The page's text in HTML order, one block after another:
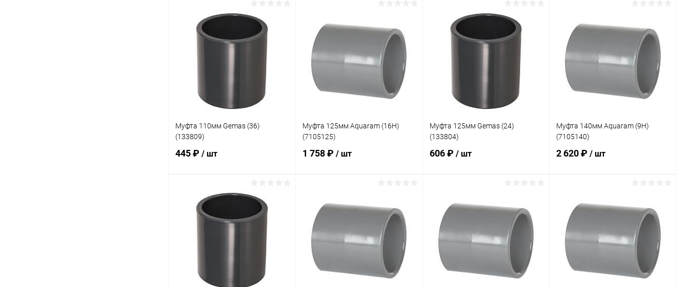
В корзину
В избранное
В наличии
В избранное
К сравнению В наличии
В корзину
В избранное
В наличии
В избранное
К сравнению В наличии
Муфта 110мм Gemas (36)
(133809)
445 ₽ / шт
В корзину
В избранное
В наличии
Муфта 125мм Aquaram (16H)
(7105125)
1 758 ₽ / шт
В избранное
К сравнению В наличии
Муфта 125мм Gemas (24)
(133804)
606 ₽ / шт
В избранное
К сравнению Под заказ
Муфта 140мм Aquaram (9H)
(7105140)
2 620 ₽/ шт
В избранное
К сравнению В наличии